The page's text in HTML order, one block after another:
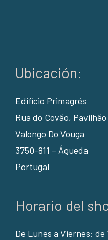
Ubicación:
Edifício Primagrés
Rua do Covão, Pavilhão
Valongo Do Vouga
3750-811 – Águeda
Portugal
Horario del
De Lunes a Viernes: de